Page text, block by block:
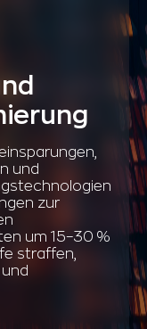
und
zur
um 15–30 %
straffen,